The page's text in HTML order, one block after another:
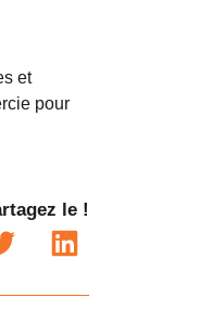
et
pour
le !